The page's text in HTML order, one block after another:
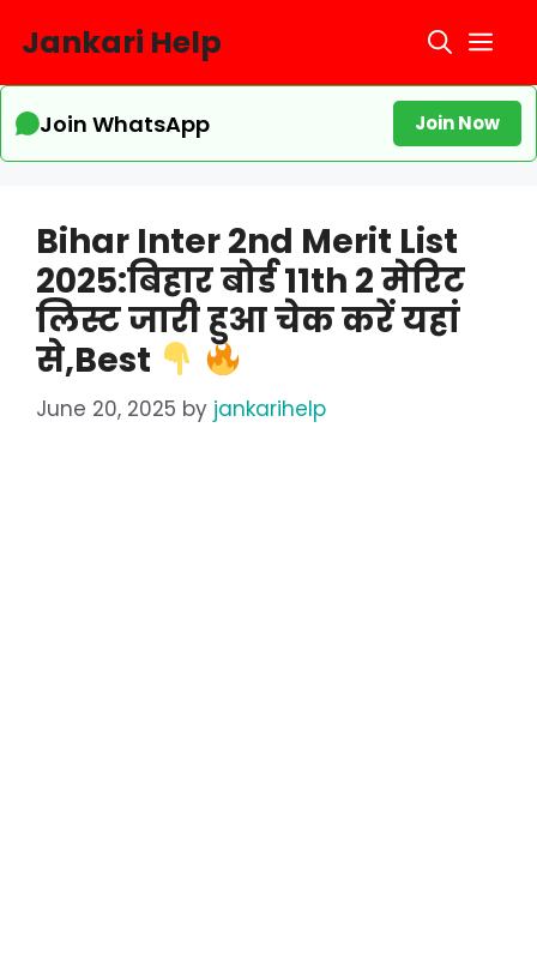
Jankari Help
Join WhatsApp Join Now
Bihar Inter 2nd Merit List
2025:बिहार बोर्ड 11th 2 मेरिट
लिस्ट जारी हुआ चेक करें यहां
से,Best
June 20, 2025 by jankarihelp